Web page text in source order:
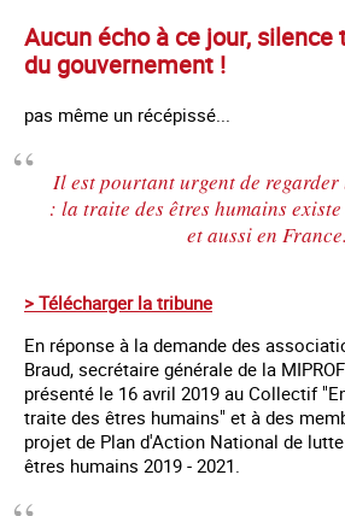
Aucun écho à ce jour,
du gouvernement !
pas même un récépissé...
Il est pourtant urgent de
: la traite des êtres humains
et aussi en France.
> Télécharger la tribune
En réponse à la demande des
Braud, secrétaire générale de la
présenté le 16 avril 2019 au Collectif
traite des êtres humains" et à des
projet de Plan d'Action National de
êtres humains 2019 - 2021.